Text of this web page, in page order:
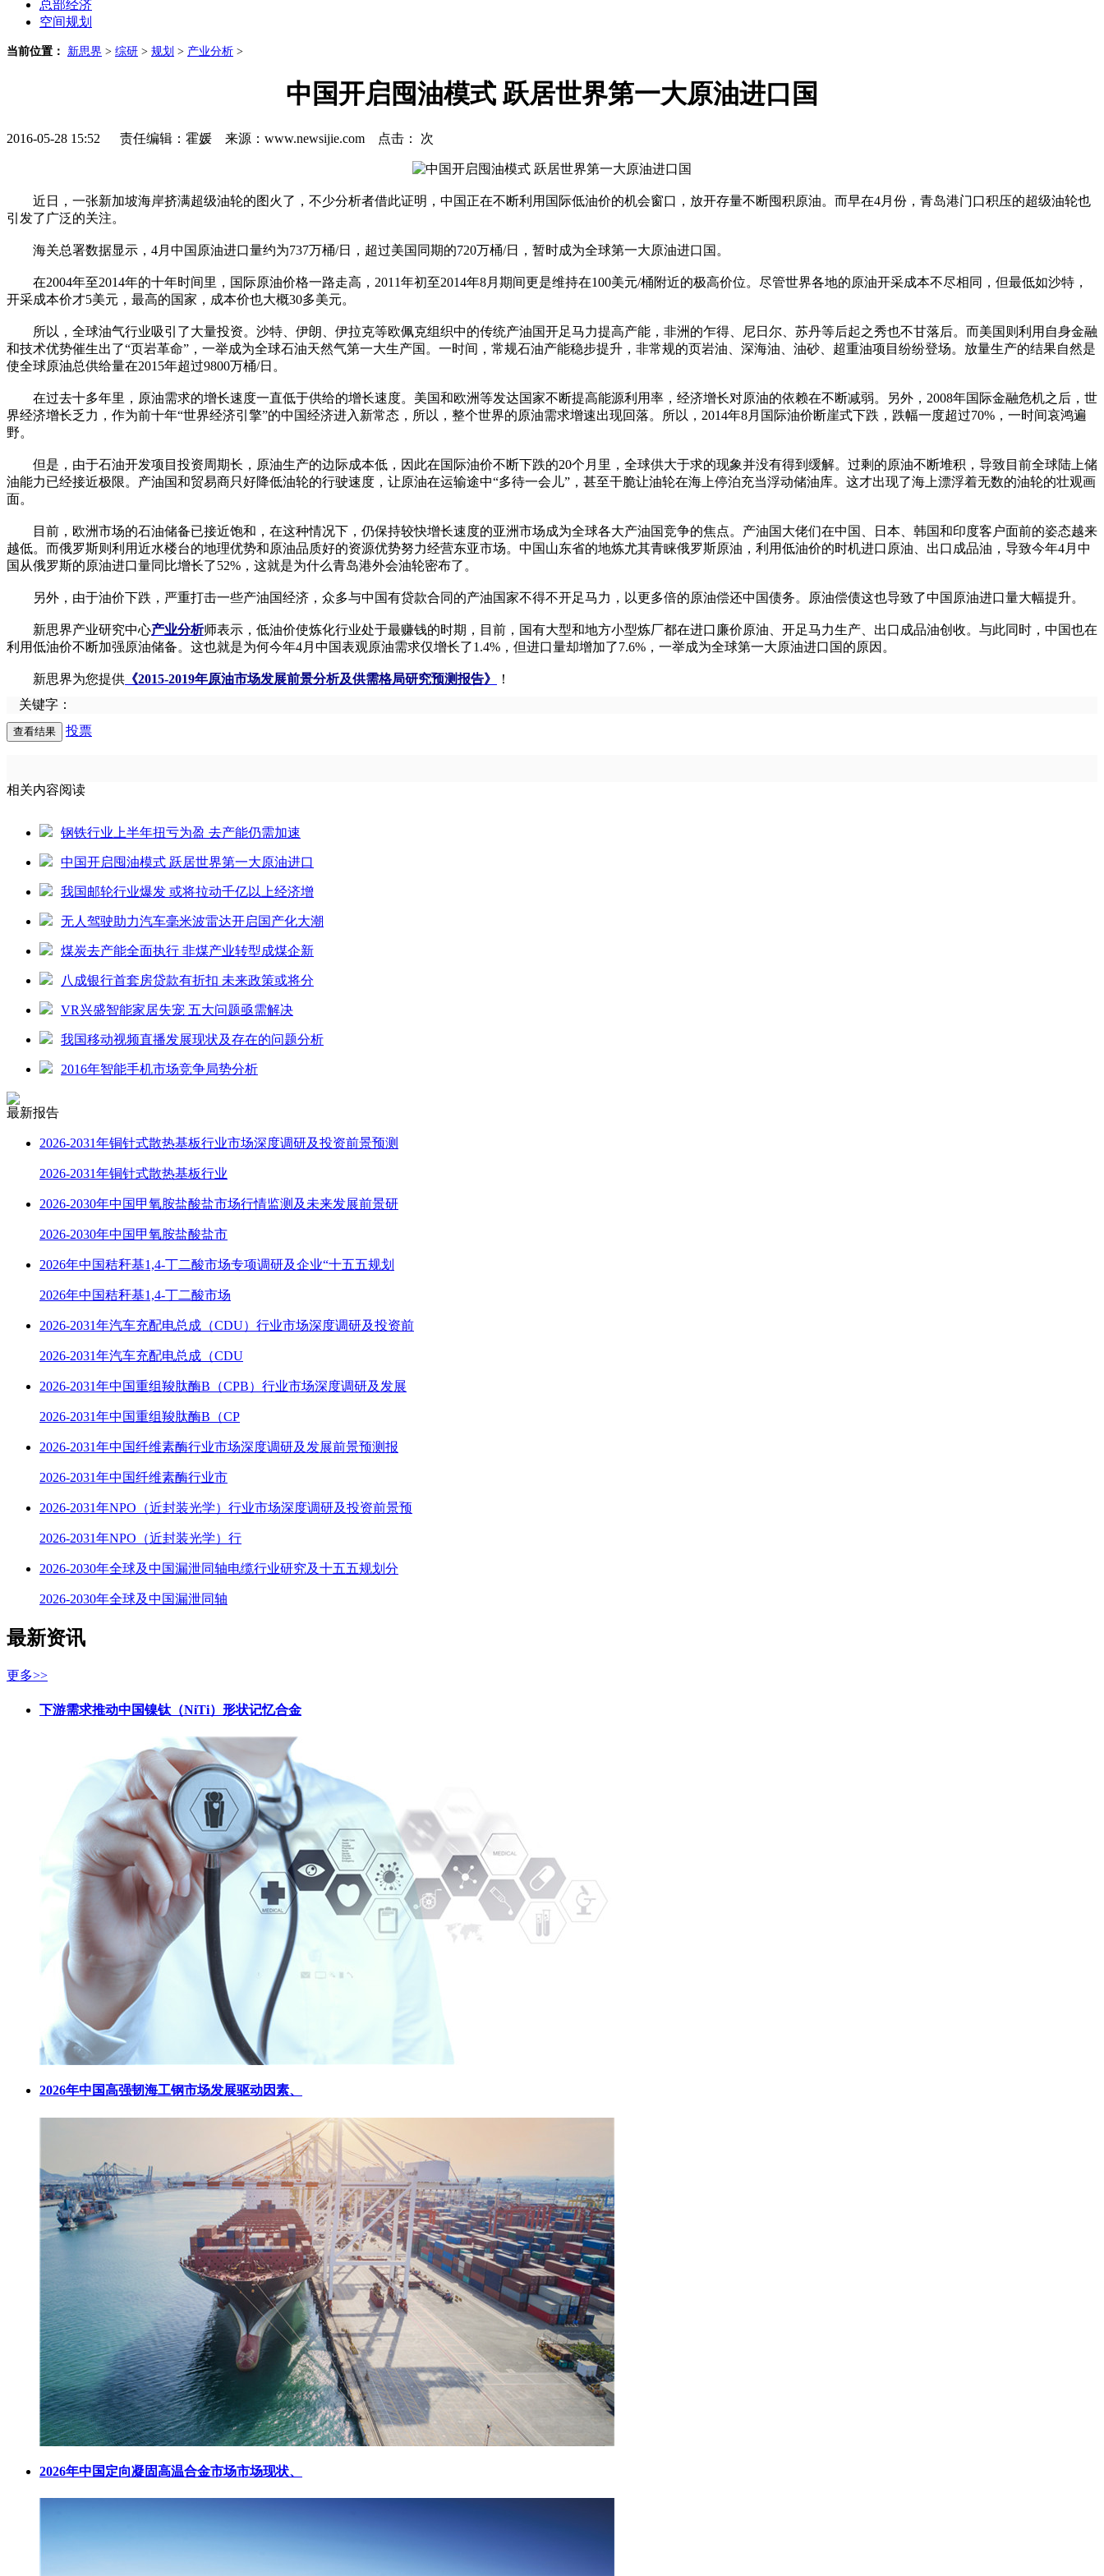
总部经济
空间规划
当前位置： 新思界 > 综研 > 规划 > 产业分析 >
中国开启囤油模式 跃居世界第一大原油进口国
2016-05-28 15:52 责任编辑：霍媛 来源：www.newsijie.com 点击： 次
近日，一张新加坡海岸挤满超级油轮的图火了，不少分析者借此证明，中国正在不断利用国际低油价的机会窗口，放开存量不断囤积原油。而早在4月份，青岛港门口积压的超级油轮也
引发了广泛的关注。
海关总署数据显示，4月中国原油进口量约为737万桶/日，超过美国同期的720万桶/日，暂时成为全球第一大原油进口国。
在2004年至2014年的十年时间里，国际原油价格一路走高，2011年初至2014年8月期间更是维持在100美元/桶附近的极高价位。尽管世界各地的原油开采成本不尽相同，但最低如沙特，
开采成本价才5美元，最高的国家，成本价也大概30多美元。
所以，全球油气行业吸引了大量投资。沙特、伊朗、伊拉克等欧佩克组织中的传统产油国开足马力提高产能，非洲的乍得、尼日尔、苏丹等后起之秀也不甘落后。而美国则利用自身金融
和技术优势催生出了“页岩革命”，一举成为全球石油天然气第一大生产国。一时间，常规石油产能稳步提升，非常规的页岩油、深海油、油砂、超重油项目纷纷登场。放量生产的结果自然是
使全球原油总供给量在2015年超过9800万桶/日。
在过去十多年里，原油需求的增长速度一直低于供给的增长速度。美国和欧洲等发达国家不断提高能源利用率，经济增长对原油的依赖在不断减弱。另外，2008年国际金融危机之后，世
界经济增长乏力，作为前十年“世界经济引擎”的中国经济进入新常态，所以，整个世界的原油需求增速出现回落。所以，2014年8月国际油价断崖式下跌，跌幅一度超过70%，一时间哀鸿遍
野。
但是，由于石油开发项目投资周期长，原油生产的边际成本低，因此在国际油价不断下跌的20个月里，全球供大于求的现象并没有得到缓解。过剩的原油不断堆积，导致目前全球陆上储
油能力已经接近极限。产油国和贸易商只好降低油轮的行驶速度，让原油在运输途中“多待一会儿”，甚至干脆让油轮在海上停泊充当浮动储油库。这才出现了海上漂浮着无数的油轮的壮观画
面。
目前，欧洲市场的石油储备已接近饱和，在这种情况下，仍保持较快增长速度的亚洲市场成为全球各大产油国竞争的焦点。产油国大佬们在中国、日本、韩国和印度客户面前的姿态越来
越低。而俄罗斯则利用近水楼台的地理优势和原油品质好的资源优势努力经营东亚市场。中国山东省的地炼尤其青睐俄罗斯原油，利用低油价的时机进口原油、出口成品油，导致今年4月中
国从俄罗斯的原油进口量同比增长了52%，这就是为什么青岛港外会油轮密布了。
另外，由于油价下跌，严重打击一些产油国经济，众多与中国有贷款合同的产油国家不得不开足马力，以更多倍的原油偿还中国债务。原油偿债这也导致了中国原油进口量大幅提升。
新思界产业研究中心产业分析师表示，低油价使炼化行业处于最赚钱的时期，目前，国有大型和地方小型炼厂都在进口廉价原油、开足马力生产、出口成品油创收。与此同时，中国也在
利用低油价不断加强原油储备。这也就是为何今年4月中国表观原油需求仅增长了1.4%，但进口量却增加了7.6%，一举成为全球第一大原油进口国的原因。
新思界为您提供 《2015-2019年原油市场发展前景分析及供需格局研究预测报告》
！
关键字：
投票
相关内容阅读
钢铁行业上半年扭亏为盈 去产能仍需加速
中国开启囤油模式 跃居世界第一大原油进口
我国邮轮行业爆发 或将拉动千亿以上经济增
无人驾驶助力汽车毫米波雷达开启国产化大潮
煤炭去产能全面执行 非煤产业转型成煤企新
八成银行首套房贷款有折扣 未来政策或将分
VR兴盛智能家居失宠 五大问题亟需解决
我国移动视频直播发展现状及存在的问题分析
2016年智能手机市场竞争局势分析
最新报告
2026-2031年铜针式散热基板行业市场深度调研及投资前景预测
2026-2031年铜针式散热基板行业
2026-2030年中国甲氧胺盐酸盐市场行情监测及未来发展前景研
2026-2030年中国甲氧胺盐酸盐市
2026年中国秸秆基1,4-丁二酸市场专项调研及企业“十五五规划
2026年中国秸秆基1,4-丁二酸市场
2026-2031年汽车充配电总成（CDU）行业市场深度调研及投资前
2026-2031年汽车充配电总成（CDU
2026-2031年中国重组羧肽酶B（CPB）行业市场深度调研及发展
2026-2031年中国重组羧肽酶B（CP
2026-2031年中国纤维素酶行业市场深度调研及发展前景预测报
2026-2031年中国纤维素酶行业市
2026-2031年NPO（近封装光学）行业市场深度调研及投资前景预
2026-2031年NPO（近封装光学）行
2026-2030年全球及中国漏泄同轴电缆行业研究及十五五规划分
2026-2030年全球及中国漏泄同轴
最新资讯
更多>>
下游需求推动中国镍钛（NiTi）形状记忆合金
2026年中国高强韧海工钢市场发展驱动因素、
2026年中国定向凝固高温合金市场市场现状、